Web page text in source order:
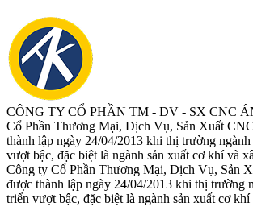
CÔNG TY CỔ PHẦN TM - DV - SX CNC
Cổ Phần Thương Mại, Dịch Vụ, Sản Xuất
thành lập ngày 24/04/2013 khi thị trường
vượt bậc, đặc biệt là ngành sản xuất cơ khí và
Công ty Cổ Phần Thương Mại, Dịch Vụ, Sản
được thành lập ngày 24/04/2013 khi thị trường
triển vượt bậc, đặc biệt là ngành sản xuất cơ